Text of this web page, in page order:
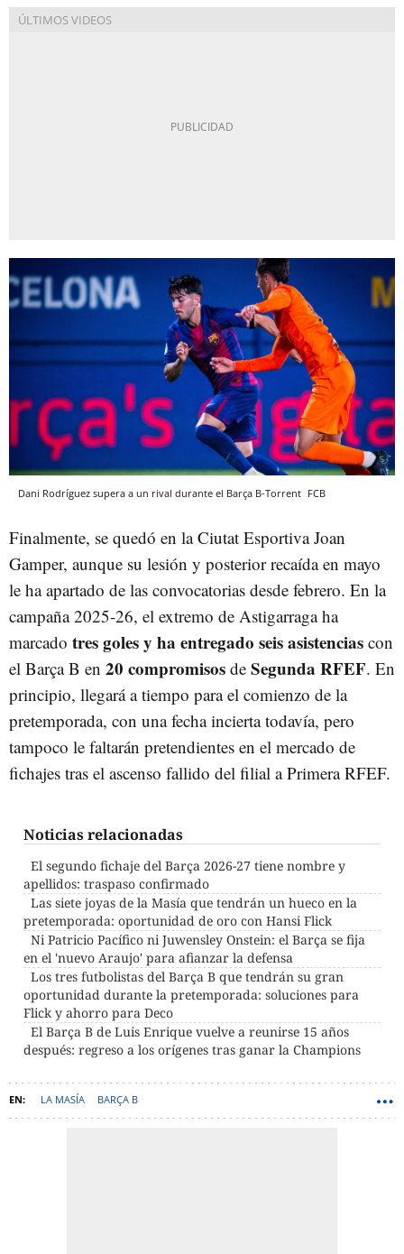
Dani Rodríguez supera a un rival durante el Barça B-Torrent FCB
Finalmente, se quedó en la Ciutat Esportiva Joan
Gamper, aunque su lesión y posterior recaída en mayo
le ha apartado de las convocatorias desde febrero. En la
campaña 2025-26, el extremo de Astigarraga ha
marcado tres goles y ha entregado seis asistencias con
el Barça B en 20 compromisos de Segunda RFEF. En
principio, llegará a tiempo para el comienzo de la
pretemporada, con una fecha incierta todavía, pero
tampoco le faltarán pretendientes en el mercado de
fichajes tras el ascenso fallido del filial a Primera RFEF.
Noticias relacionadas
El segundo fichaje del Barça 2026-27 tiene nombre y
apellidos: traspaso confirmado
Las siete joyas de la Masía que tendrán un hueco en la
pretemporada: oportunidad de oro con Hansi Flick
Ni Patricio Pacífico ni Juwensley Onstein: el Barça se fija
en el 'nuevo Araujo' para afianzar la defensa
Los tres futbolistas del Barça B que tendrán su gran
oportunidad durante la pretemporada: soluciones para
Flick y ahorro para Deco
El Barça B de Luis Enrique vuelve a reunirse 15 años
después: regreso a los orígenes tras ganar la Champions
LA MASÍA BARÇA B